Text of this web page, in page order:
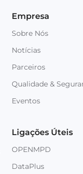
Empresa
Sobre Nós
Notícias
Parceiros
Qualidade &
Eventos
Ligações Úteis
OPENMPD
DataPlus